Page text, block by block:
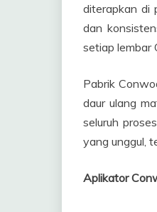
diterapkan di
dan
setiap lembar
Pabrik
daur ulang
seluruh
yang unggul,
Aplikator